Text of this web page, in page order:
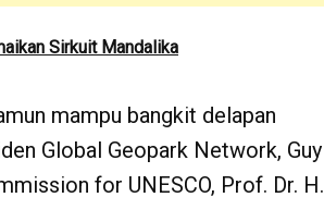
Sirkuit Mandalika
mampu bangkit delapan
Global Geopark Network, Guy
for UNESCO, Prof. Dr. H.